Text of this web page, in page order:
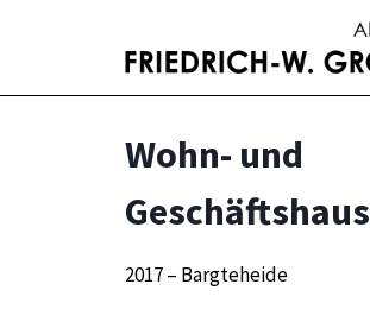
Wohn- und
Geschäftshaus
2017 – Bargteheide